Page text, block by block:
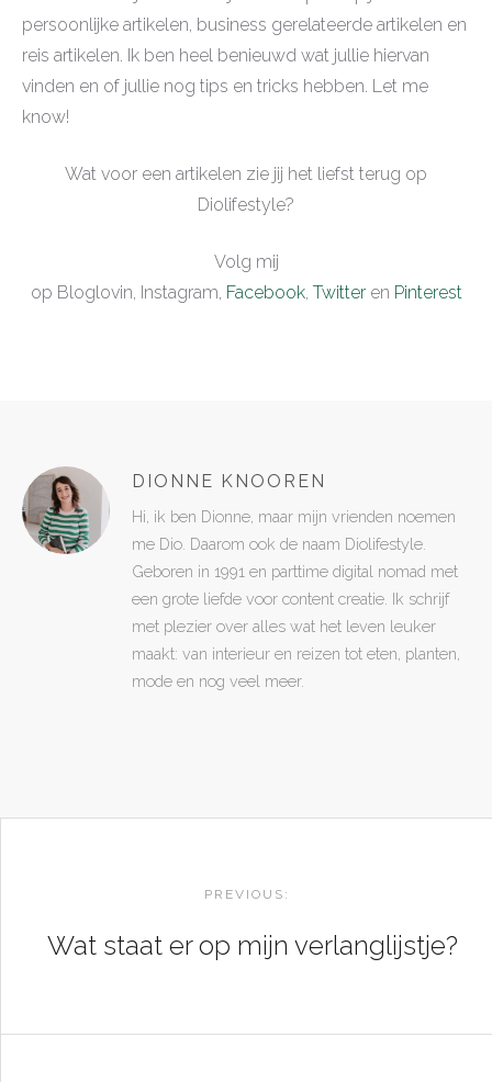
persoonlijke artikelen, business gerelateerde artikelen en
reis artikelen. Ik ben heel benieuwd wat jullie hiervan
vinden en of jullie nog tips en tricks hebben. Let me
know!
Wat voor een artikelen zie jij het liefst terug op
Diolifestyle?
Volg mij
op Bloglovin, Instagram, Facebook, Twitteren Pinterest
DIONNE KNOOREN
Hi, ik ben Dionne, maar mijn vrienden noemen
me Dio. Daarom ook de naam Diolifestyle.
Geboren in 1991 en parttime digital nomad met
een grote liefde voor content creatie. Ik schrijf
met plezier over alles wat het leven leuker
maakt: van interieur en reizen tot eten, planten,
mode en nog veel meer.
NAVIGATION
PREVIOUS:
Wat staat er op mijn verlanglijstje?